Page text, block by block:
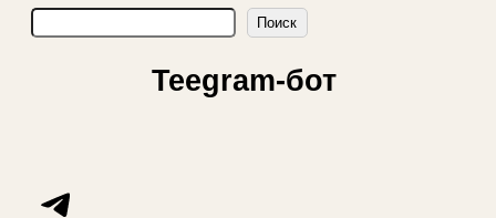
П
о
с
Поиск
Teegram-бот
Telegram